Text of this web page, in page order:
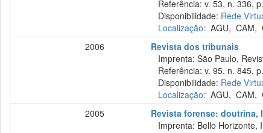
Referência: v. 53, n. 336,
Disponibilidade: Rede
Localização: AGU,CAM,
2006
Revista dos tribunais
Imprenta: São Paulo,
Referência: v. 95, n. 845,
Disponibilidade: Rede
Localização: AGU,CAM,
2005
Revista forense:
Imprenta: Bello Horizonte,